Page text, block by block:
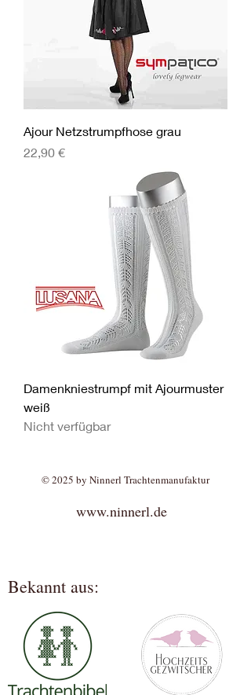
Ajour Netzstrumpfhose grau
Preis
22,90 €
Damenkniestrumpf mit Ajourmuster
weiß
Nicht verfügbar
© 2025 by Ninnerl Trachtenmanufaktur
www.ninnerl.de
Bekannt aus: